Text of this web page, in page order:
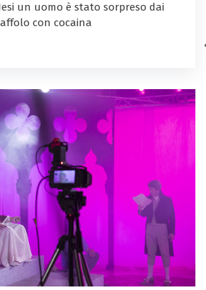
un uomo è stato sorpreso dai
con cocaina